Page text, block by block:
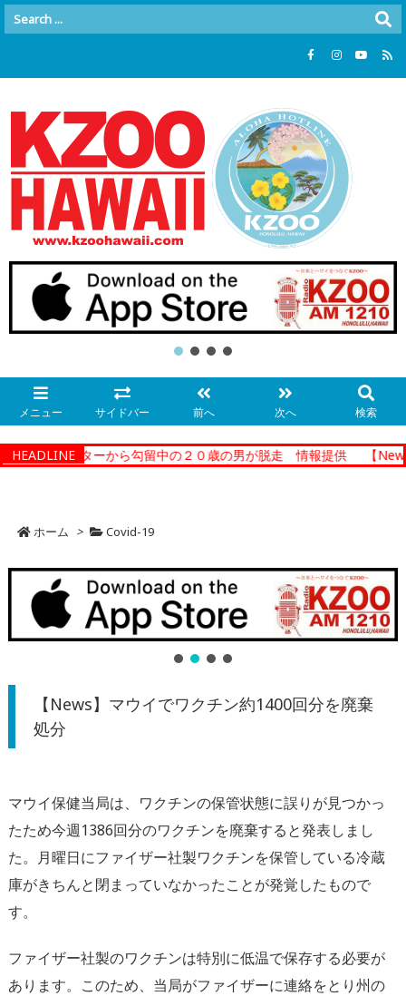
メニュー サイドバー 前へ 次へ 検索
HEADLINE
ナルセンターから勾留中の２０歳の男が脱走 情報提供 【News
ホーム > Covid-19
【News】マウイでワクチン約1400回分を廃棄
処分
マウイ保健当局は、ワクチンの保管状態に誤りが見つかっ
たため今週1386回分のワクチンを廃棄すると発表しまし
た。月曜日にファイザー社製ワクチンを保管している冷蔵
庫がきちんと閉まっていなかったことが発覚したもので
す。
ファイザー社製のワクチンは特別に低温で保存する必要が
あります。このため、当局がファイザーに連絡をとり州の